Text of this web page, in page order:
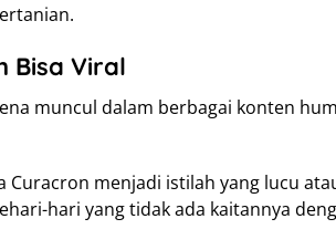
Bisa Viral
muncul dalam berbagai konten
Curacron menjadi istilah yang lucu
hari yang tidak ada kaitannya